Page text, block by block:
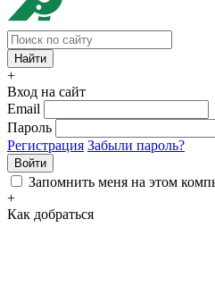
+
Вход на сайт
Email
Пароль
Регистрация Забыли пароль?
Войти
Запомнить меня на этом
+
Как добраться